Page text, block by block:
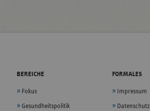
BEREICHE
Fokus
Gesundheitspolitik
FORMALES
Impressum
Datenschutz